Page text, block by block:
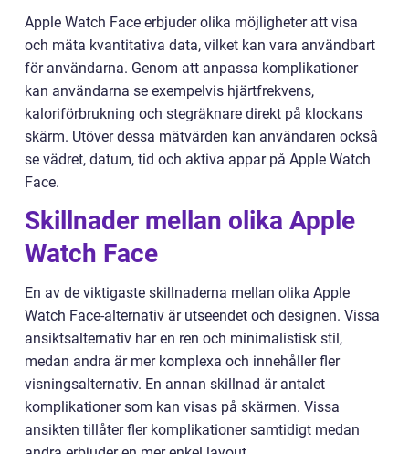
Apple Watch Face erbjuder olika möjligheter att visa
och mäta kvantitativa data, vilket kan vara användbart
för användarna. Genom att anpassa komplikationer
kan användarna se exempelvis hjärtfrekvens,
kaloriförbrukning och stegräknare direkt på klockans
skärm. Utöver dessa mätvärden kan användaren också
se vädret, datum, tid och aktiva appar på Apple Watch
Face.
Skillnader mellan olika Apple
Watch Face
En av de viktigaste skillnaderna mellan olika Apple
Watch Face-alternativ är utseendet och designen. Vissa
ansiktsalternativ har en ren och minimalistisk stil,
medan andra är mer komplexa och innehåller fler
visningsalternativ. En annan skillnad är antalet
komplikationer som kan visas på skärmen. Vissa
ansikten tillåter fler komplikationer samtidigt medan